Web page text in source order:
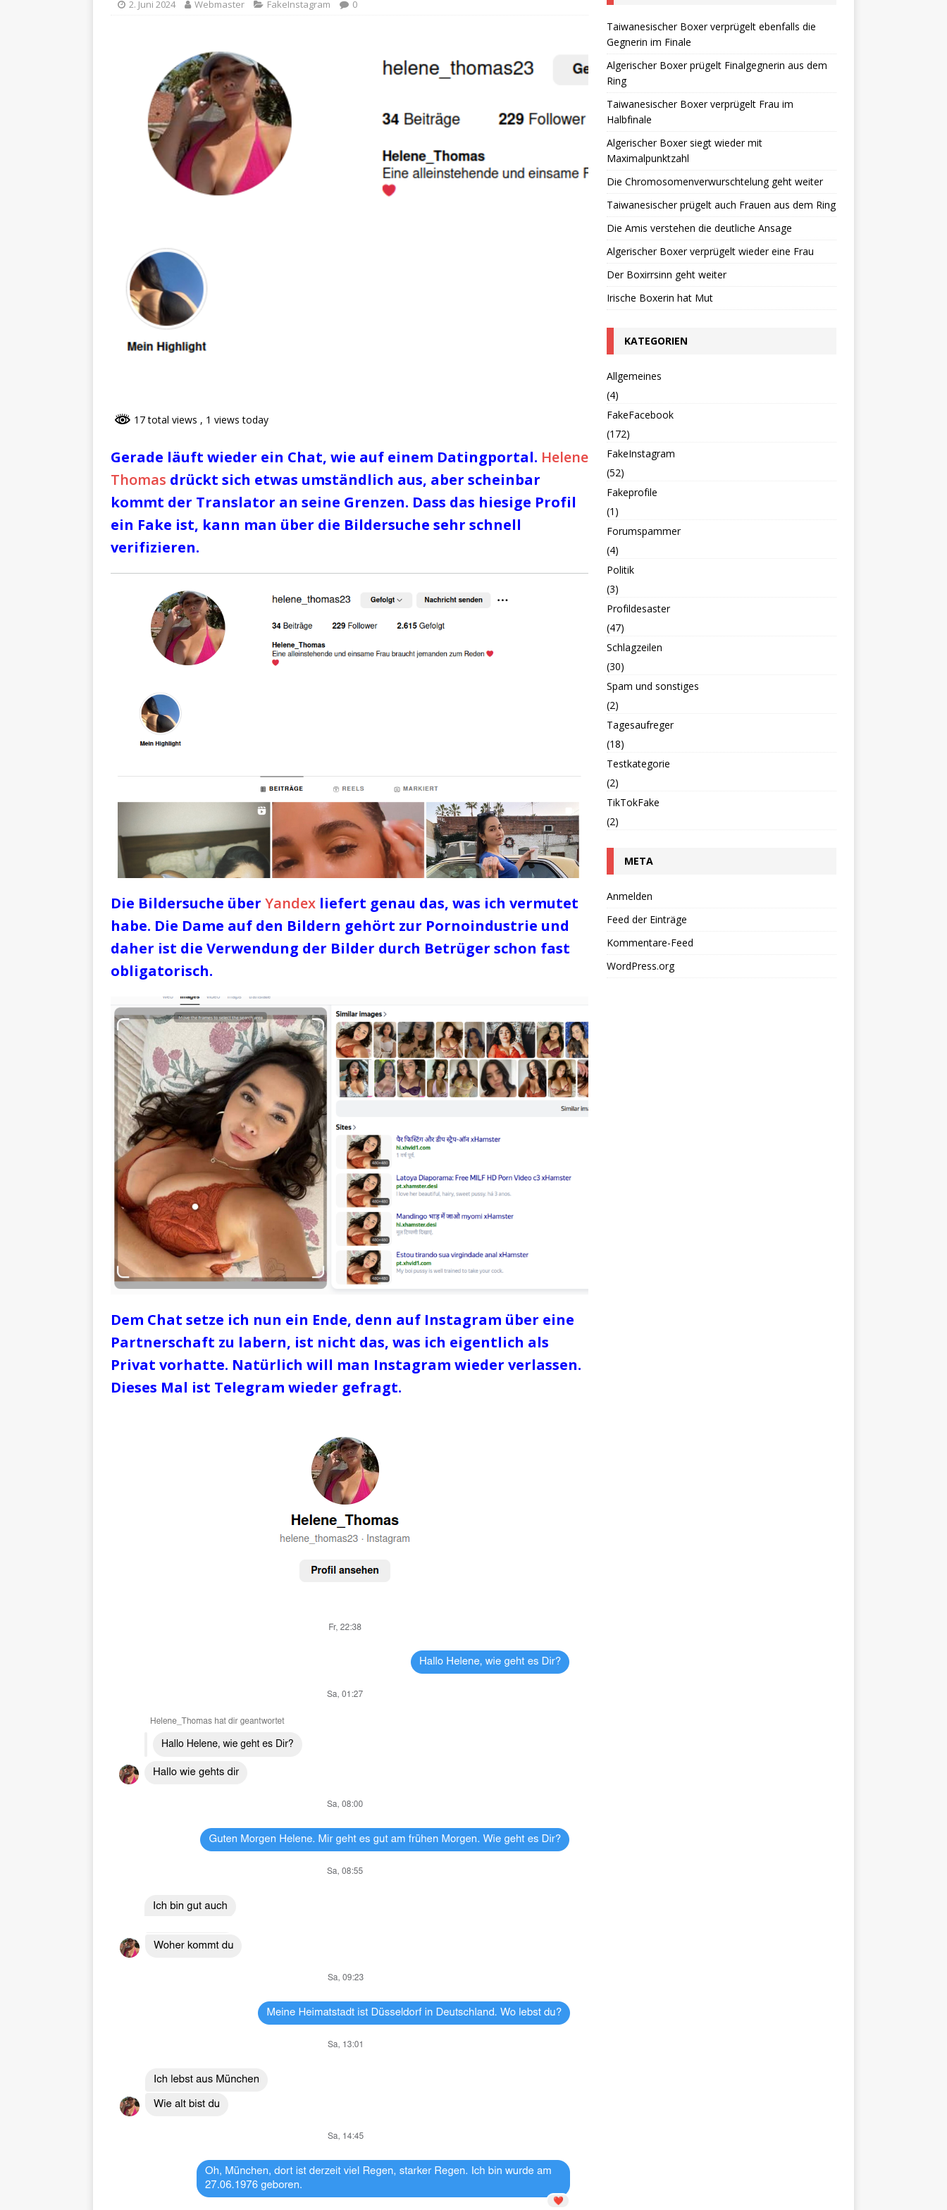
[ 7. August 2024 ] Algerischer Boxer siegt wieder mit Maximalpunktzahl
[ 11. Juli 2024 ]
2. Juni 2024 Webmaster FakeInstagram 0
17 total views , 1 views today
Gerade läuft wieder ein Chat, wie auf einem Datingportal. Helene
Thomas drückt sich etwas umständlich aus, aber scheinbar
kommt der Translator an seine Grenzen. Dass das hiesige Profil
ein Fake ist, kann man über die Bildersuche sehr schnell
verifizieren.
Die Bildersuche über Yandex liefert genau das, was ich vermutet
habe. Die Dame auf den Bildern gehört zur Pornoindustrie und
daher ist die Verwendung der Bilder durch Betrüger schon fast
obligatorisch.
Dem Chat setze ich nun ein Ende, denn auf Instagram über eine
Partnerschaft zu labern, ist nicht das, was ich eigentlich als
Privat vorhatte. Natürlich will man Instagram wieder verlassen.
Dieses Mal ist Telegram wieder gefragt.
Taiwanesischer Boxer verprügelt ebenfalls die
Gegnerin im Finale
Algerischer Boxer prügelt Finalgegnerin aus dem
Ring
Taiwanesischer Boxer verprügelt Frau im
Halbfinale
Algerischer Boxer siegt wieder mit
Maximalpunktzahl
Die Chromosomenverwurschtelung geht weiter
Taiwanesischer prügelt auch Frauen aus dem Ring
Die Amis verstehen die deutliche Ansage
Algerischer Boxer verprügelt wieder eine Frau
Der Boxirrsinn geht weiter
Irische Boxerin hat Mut
KATEGORIEN
Allgemeines
(4)
FakeFacebook
(172)
FakeInstagram
(52)
Fakeprofile
(1)
Forumspammer
(4)
Politik
(3)
Profildesaster
(47)
Schlagzeilen
(30)
Spam und sonstiges
(2)
Tagesaufreger
(18)
Testkategorie
(2)
TikTokFake
(2)
META
Anmelden
Feed der Einträge
Kommentare-Feed
WordPress.org